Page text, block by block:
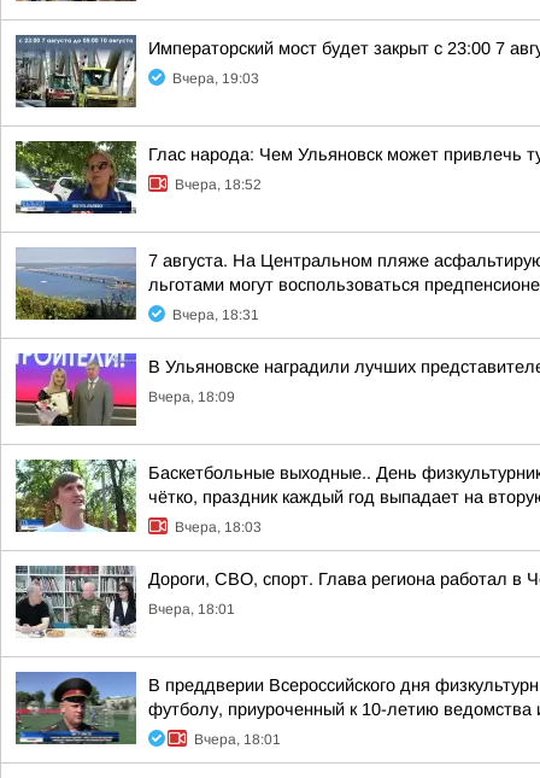
Императорский мост будет закрыт с 23:00 7
Вчера, 19:03
Глас народа: Чем Ульяновск может привлечь
Вчера, 18:52
7 августа. На Центральном пляже
льготами могут воспользоваться
Вчера, 18:31
В Ульяновске наградили лучших
Вчера, 18:09
Баскетбольные выходные.. День
чётко, праздник каждый год выпадает на
Вчера, 18:03
Дороги, СВО, спорт. Глава региона работал в
Вчера, 18:01
В преддверии Всероссийского дня
футболу, приуроченный к 10-летию ведомства
Вчера, 18:01